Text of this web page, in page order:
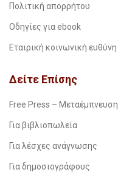
Πολιτική απορρήτου
Οδηγίες για ebook
Εταιρική κοινωνική ευθύνη
Δείτε Επίσης
Free Press – Μεταέμπνευση
Για βιβλιοπωλεία
Για λέσχες ανάγνωσης
Για δημοσιογράφους